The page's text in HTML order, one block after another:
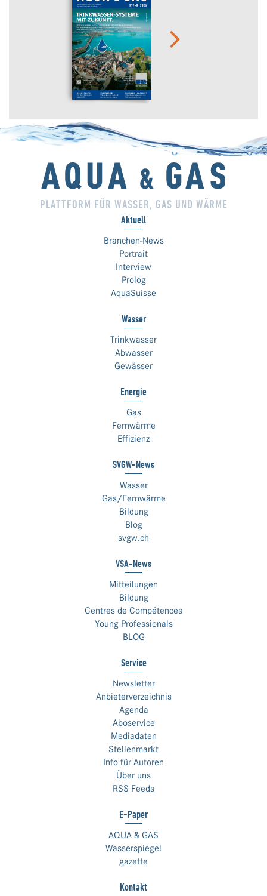
PLATTFORM FÜR WASSER, GAS UND WÄRME
Aktuell
Branchen-News
Portrait
Interview
Prolog
AquaSuisse
Wasser
Trinkwasser
Abwasser
Gewässer
Energie
Gas
Fernwärme
Effizienz
SVGW-News
Wasser
Gas/Fernwärme
Bildung
Blog
svgw.ch
VSA-News
Mitteilungen
Bildung
Centres de Compétences
Young Professionals
BLOG
Service
Newsletter
Anbieterverzeichnis
Agenda
Aboservice
Mediadaten
Stellenmarkt
Info für Autoren
Über uns
RSS Feeds
E-Paper
AQUA & GAS
Wasserspiegel
gazette
Kontakt